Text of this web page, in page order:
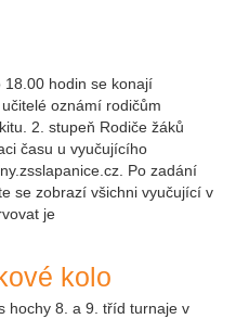
hodin se konají
oznámí rodičům
2. stupeň Rodiče žáků
času u vyučujícího
Po zadání
se zobrazí všichni vyučující v
je
kolo
hochy 8. a 9. tříd turnaje v